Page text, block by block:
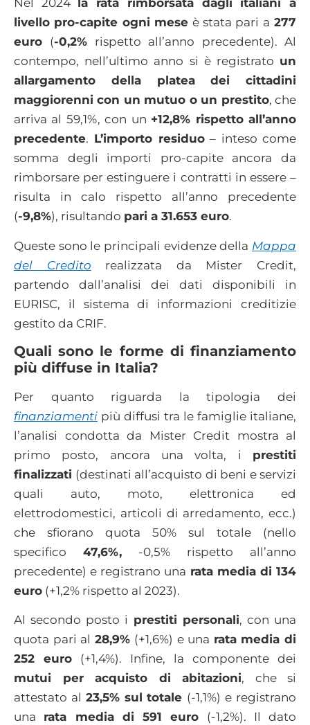
Nel 2024 la rata rimborsata dagli italiani a
livello pro-capite ogni mese è stata pari a 277
euro (-0,2% rispetto all’anno precedente). Al
contempo, nell’ultimo anno si è registrato un
allargamento della platea dei cittadini
maggiorenni con un mutuo o un prestito, che
arriva al 59,1%, con un +12,8% rispetto all’anno
precedente. L’importo residuo– inteso come
somma degli importi pro-capite ancora da
rimborsare per estinguere i contratti in essere –
risulta in calo rispetto all’anno precedente
(-9,8%), risultando pari a 31.653 euro.
Queste sono le principali evidenze della Mappa
del Credito realizzata da Mister Credit,
partendo dall’analisi dei dati disponibili in
EURISC, il sistema di informazioni creditizie
gestito da CRIF.
Quali sono le forme di finanziamento
più diffuse in Italia?
Per quanto riguarda la tipologia dei
finanziamenti più diffusi tra le famiglie italiane,
l’analisi condotta da Mister Credit mostra al
primo posto, ancora una volta, i prestiti
finalizzati (destinati all’acquisto di beni e servizi
quali auto, moto, elettronica ed
elettrodomestici, articoli di arredamento, ecc.)
che sfiorano quota 50% sul totale (nello
specifico 47,6%, -0,5% rispetto all’anno
precedente) e registrano una rata media di 134
euro (+1,2% rispetto al 2023).
Al secondo posto i prestiti personali, con una
quota pari al 28,9% (+1,6%) e una rata media di
252 euro (+1,4%). Infine, la componente dei
mutui per acquisto di abitazioni, che si
attestato al 23,5% sul totale (-1,1%) e registrano
una rata media di 591 euro (-1,2%). Il dato